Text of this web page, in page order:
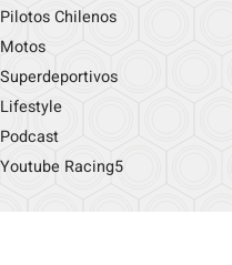
Pilotos Chilenos
Motos
Superdeportivos
Lifestyle
Podcast
Youtube Racing5